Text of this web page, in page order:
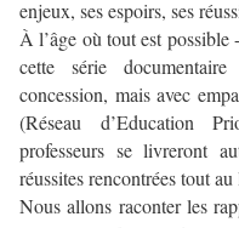
enjeux, ses espoirs, ses
À l’âge où tout est
cette série
concession, mais avec
(Réseau d’Education
professeurs se livreront
réussites rencontrées tout
Nous allons raconter les